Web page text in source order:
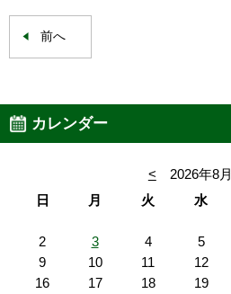
前へ
カレンダー
< 2026年8月
日
月 火 水
2
3 4 5
9
10 11 12
16
17 18 19